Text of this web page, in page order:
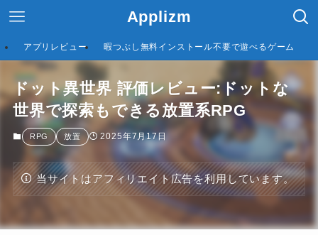
Applizm
アプリレビュー 暇つぶし無料インストール不要で遊べるゲーム
ドット異世界 評価レビュー:ドットな
世界で探索もできる放置系RPG
RPG 放置 2025年7月17日
当サイトはアフィリエイト広告を利用しています。